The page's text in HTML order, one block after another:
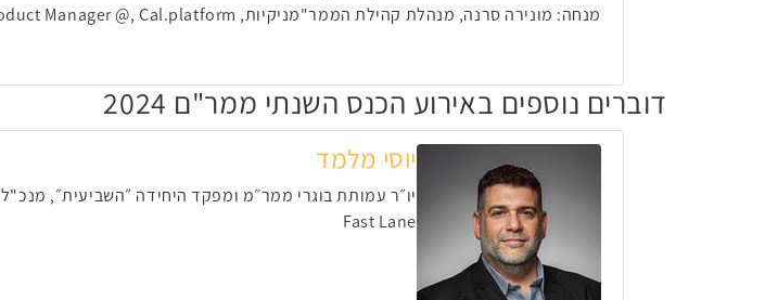
מנחה: מונירה סרנה, מנהלת קהילת הממר"מניקיות, Senior Product Manager @, Cal.platform
דוברים נוספים באירוע הכנס השנתי ממר"ם 2024
יוסי מלמד
יו״ר עמותת בוגרי ממר״מ ומפקד היחידה ״השביעית״, מנכ"ל
Fast Lane